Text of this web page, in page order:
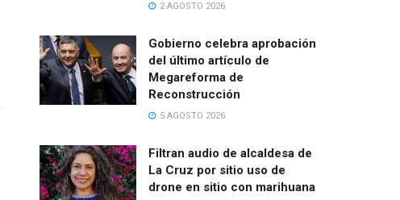
2 AGOSTO 2026
Gobierno celebra aprobación
del último artículo de
Megareforma de
Reconstrucción
5 AGOSTO 2026
Filtran audio de alcaldesa de
La Cruz por sitio uso de
drone en sitio con marihuana